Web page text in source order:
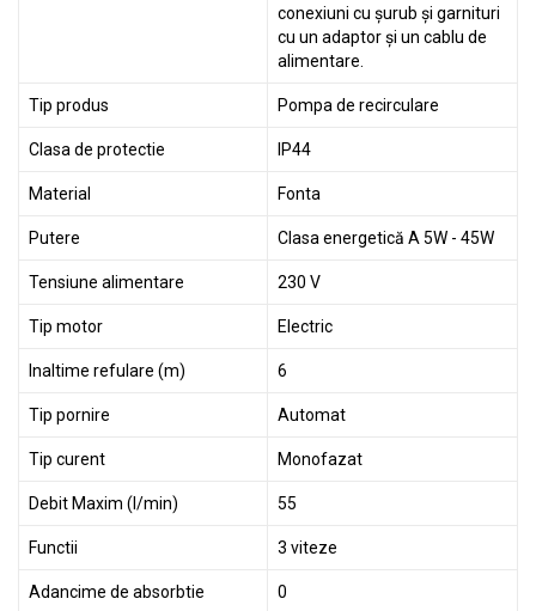
conexiuni cu șurub și garnituri
cu un adaptor și un cablu de
alimentare.
Tip produs Pompa de recirculare
Clasa de protectie IP44
Material Fonta
Putere Clasa energetică A 5W - 45W
Tensiune alimentare 230 V
Tip motor Electric
Inaltime refulare (m) 6
Tip pornire Automat
Tip curent Monofazat
Debit Maxim (l/min) 55
Functii 3 viteze
Adancime de absorbtie 0